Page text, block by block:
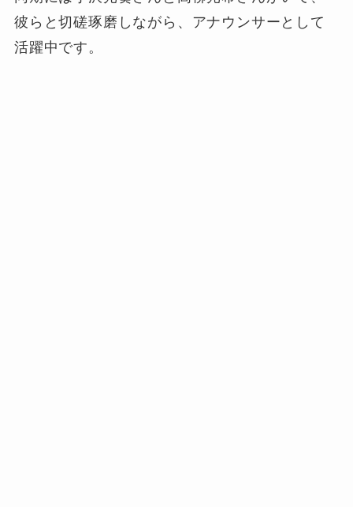
彼らと切磋琢磨しながら、アナウンサーとして
活躍中です。